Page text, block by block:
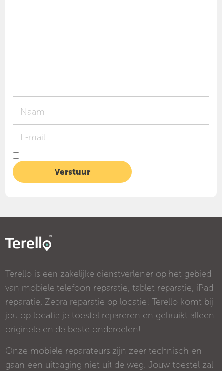
Terello is een zakelijke dienstverlener op het gebied
van mobiele telefoon reparatie, tablet reparatie, iPad
reparatie, Zebra reparatie op locatie! Terello komt bij
jou op locatie je toestel repareren en gebruikt alleen
originele en de beste onderdelen!
Onze mobiele reparateurs zijn zeer technisch en
gaan een uitdaging niet uit de weg. Jouw toestel zal